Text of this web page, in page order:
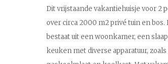
Dit vrijstaande vakantiehuisje voor 2
over circa 2000 m2 privé tuin en bos.
bestaat uit een woonkamer, een
keuken met diverse apparatuur, zoals